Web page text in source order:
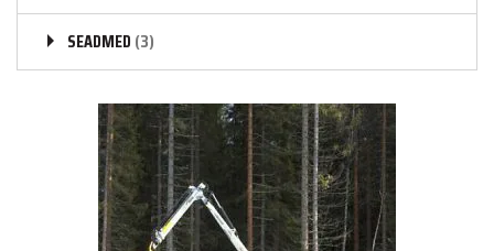
SEADMED (3)